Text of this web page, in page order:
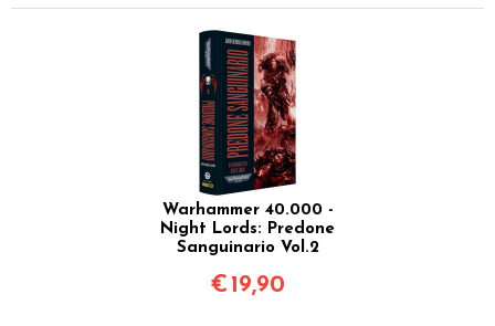
Warhammer 40.000 -
Night Lords: Predone
Sanguinario Vol.2
€ 19,90